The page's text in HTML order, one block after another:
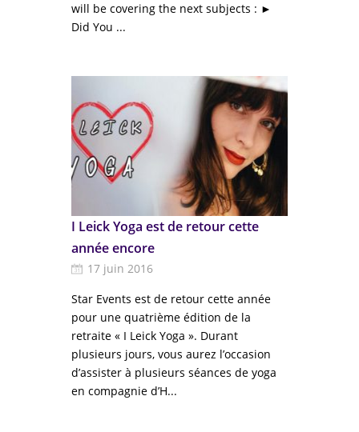
will be covering the next subjects : ►
Did You ...
I Leick Yoga est de retour cette
année encore
17 juin 2016
Star Events est de retour cette année
pour une quatrième édition de la
retraite « I Leick Yoga ». Durant
plusieurs jours, vous aurez l’occasion
d’assister à plusieurs séances de yoga
en compagnie d’H...